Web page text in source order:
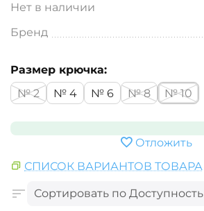
Нет в наличии
Бренд
Размер крючка:
№ 2
№ 4 № 6 № 8 № 10
Отложить
СПИСОК ВАРИАНТОВ ТОВАРА
Сортировать по Доступность